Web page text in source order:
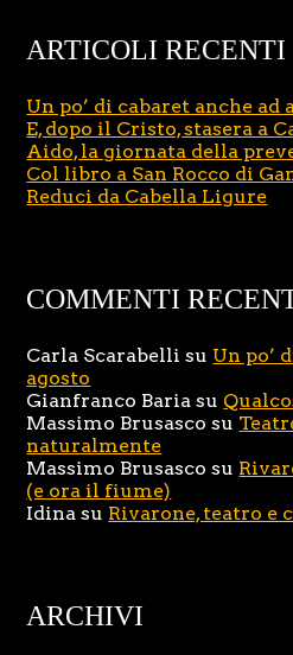
ARTICOLI RECENTI
Un po’ di cabaret anche ad
E, dopo il Cristo, stasera a
Aido, la giornata della
Col libro a San Rocco di
Reduci da Cabella Ligure
COMMENTI
Carla Scarabelli su Un po’
agosto
Gianfranco Baria su
Massimo Brusasco su
naturalmente
Massimo Brusasco su
(e ora il fiume)
Idina su Rivarone, teatro e
ARCHIVI